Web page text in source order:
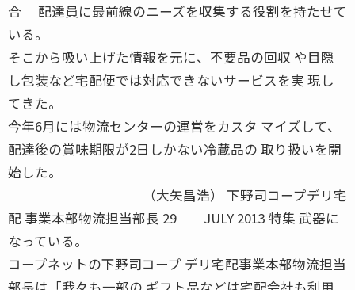
合 配達員に最前線のニーズを収集する役割を持たせて
いる。
そこから吸い上げた情報を元に、不要品の回収 や目隠
し包装など宅配便では対応できないサービスを実 現し
てきた。
今年6月には物流センターの運営をカスタ マイズして、
配達後の賞味期限が2日しかない冷蔵品の 取り扱いを開
始した。
（大矢昌浩） 下野司コープデリ宅
配 事業本部物流担当部長 29 JULY 2013 特集 武器に
なっている。
コープネットの下野司コープ デリ宅配事業本部物流担当